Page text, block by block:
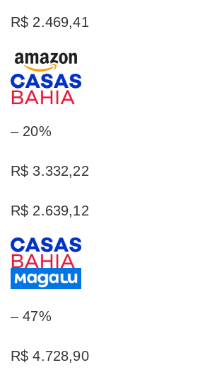
R$ 2.469,41
– 20%
R$ 3.332,22
R$ 2.639,12
– 47%
R$ 4.728,90